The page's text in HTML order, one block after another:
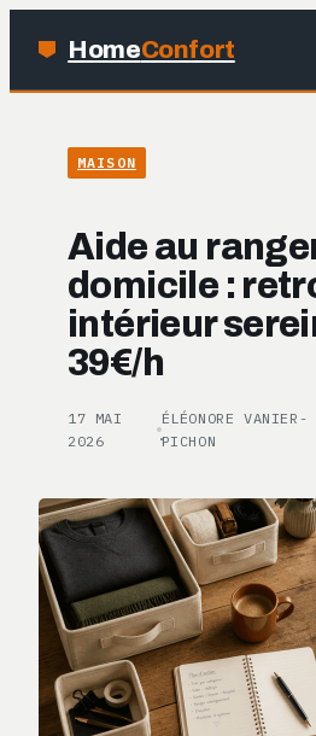
HomeConfort
JARDINAGE
DÉCO
MAISON
Aide au
domicile :
intérieur
39€/h
17 MAI
2026
·
ÉLÉONORE VANIER-
PICHON